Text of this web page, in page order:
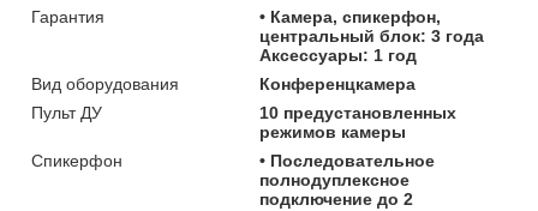
Гарантия
• Камера, спикерфон,
центральный блок: 3 года
Аксессуары: 1 год
Вид оборудования
Конференцкамера
Пульт ДУ
10 предустановленных
режимов камеры
Спикерфон
• Последовательное
полнодуплексное
подключение до 2